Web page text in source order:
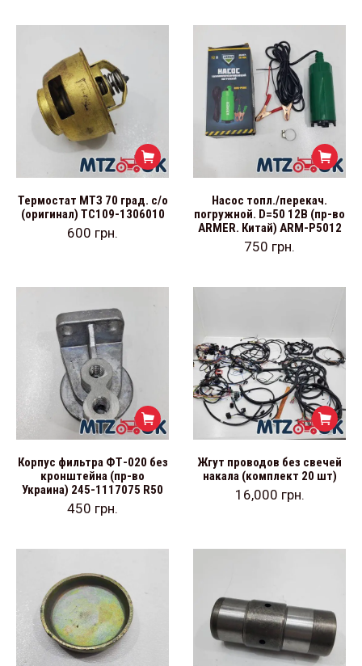
Термостат МТЗ 70 град. с/о
(оригинал) ТС109-1306010
600 грн.
Насос топл./перекач.
погружной. D=50 12В (пр-во
ARMER. Китай) ARM-P5012
750 грн.
Корпус фильтра ФТ-020 без
кронштейна (пр-во
Украина) 245-1117075 R50
450 грн.
Жгут проводов без свечей
накала (комплект 20 шт)
16,000 грн.